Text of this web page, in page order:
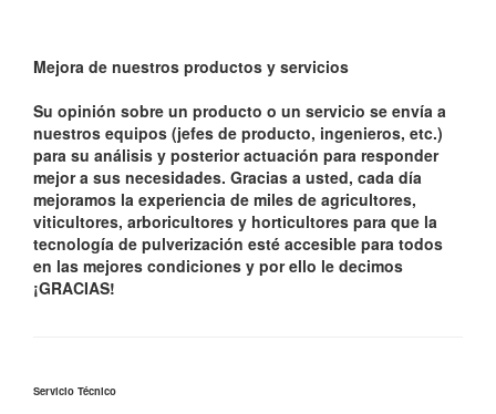
Mejora de nuestros productos y servicios
Su opinión sobre un producto o un servicio se envía a
nuestros equipos (jefes de producto, ingenieros, etc.)
para su análisis y posterior actuación para responder
mejor a sus necesidades. Gracias a usted, cada día
mejoramos la experiencia de miles de agricultores,
viticultores, arboricultores y horticultores para que la
tecnología de pulverización esté accesible para todos
en las mejores condiciones y por ello le decimos
¡GRACIAS!
Servicio Técnico